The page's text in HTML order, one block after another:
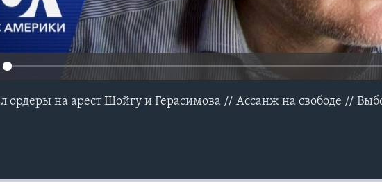
ордеры на арест Шойгу и Герасимова // Ассанж на свободе //